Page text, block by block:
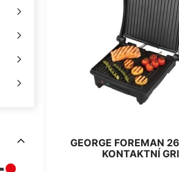
GEORGE FOREMAN
KONTAKTNÍ